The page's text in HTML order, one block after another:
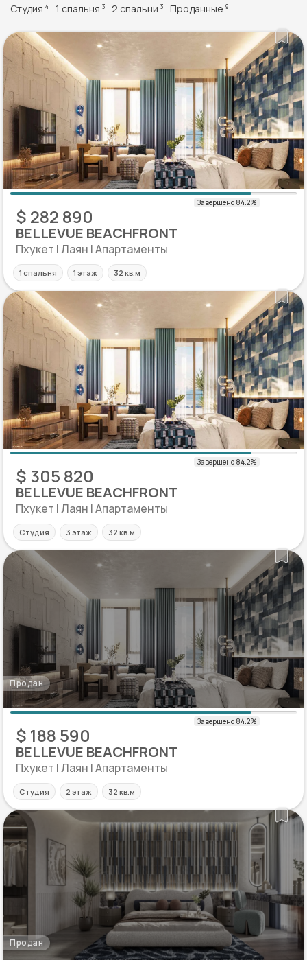
Студия 4 1 спальня 3 2 спальни 3 Проданные 9
$ 282 890
BELLEVUE BEACHFRONT
Пхукет | Лаян | Апартаменты
1 спальня 1 этаж 32 кв.м
$ 305 820
BELLEVUE BEACHFRONT
Пхукет | Лаян | Апартаменты
Студия 3 этаж 32 кв.м
Продан
$ 188 590
BELLEVUE BEACHFRONT
Пхукет | Лаян | Апартаменты
Студия 2 этаж 32 кв.м
Продан